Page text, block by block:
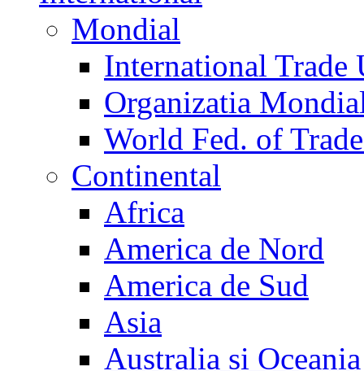
Mondial
International Trade
Organizatia
World Fed. of
Continental
Africa
America de Nord
America de Sud
Asia
Australia si Oceania